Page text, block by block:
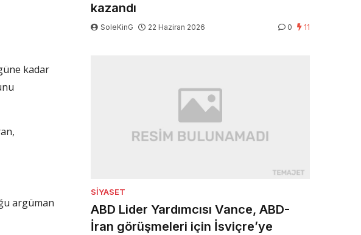
kadar
argüman
kazandı
SoleKinG 22 Haziran 2026 0 11
SIYASET
ABD Lider Yardımcısı Vance, ABD-
İran görüşmeleri için İsviçre’ye